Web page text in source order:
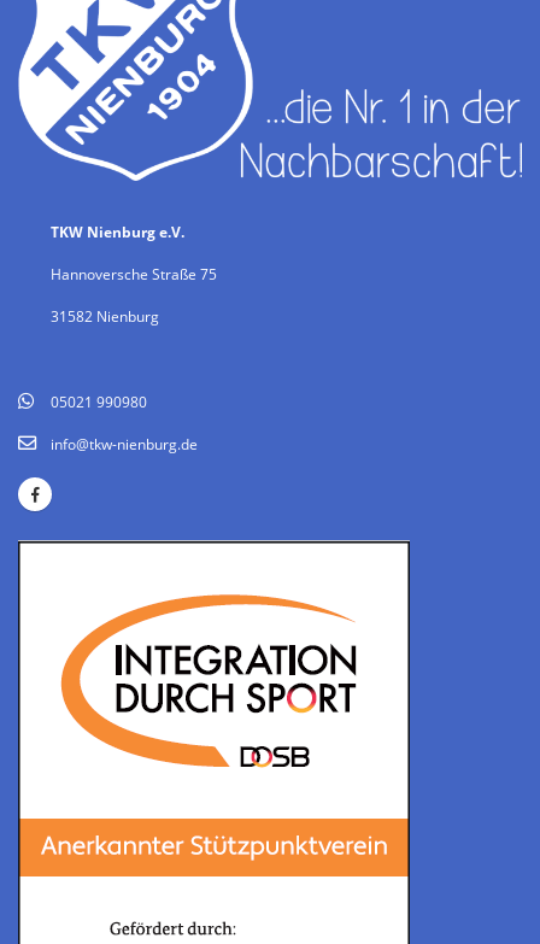
TKW Nienburg e.V.
Hannoversche Straße 75
31582 Nienburg
05021 990980
info@tkw-nienburg.de